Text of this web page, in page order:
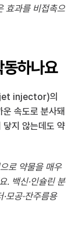
효과를 비접촉으
동하나요
injector)의
속도로 분사돼
닿지 않는데도 약
로 약물을 매우
. 백신·인슐린 분
모공·잔주름용